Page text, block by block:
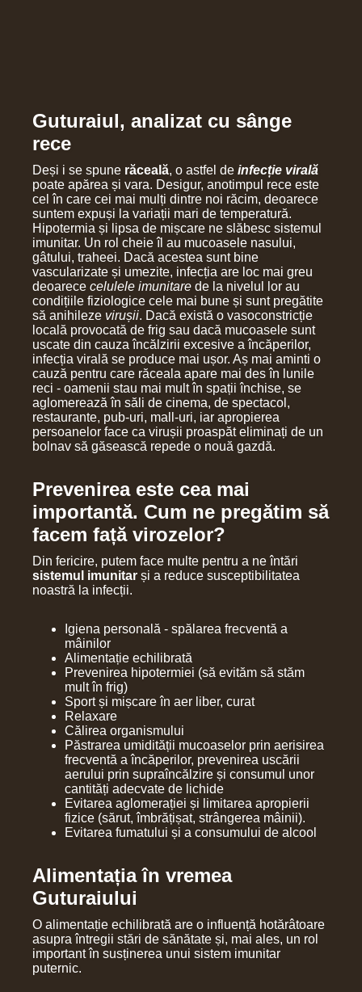
Guturaiul, analizat cu sânge
rece
Deși i se spune răceală, o astfel de infecție virală
poate apărea și vara. Desigur, anotimpul rece este
cel în care cei mai mulți dintre noi răcim, deoarece
suntem expuși la variații mari de temperatură.
Hipotermia și lipsa de mișcare ne slăbesc sistemul
imunitar. Un rol cheie îl au mucoasele nasului,
gâtului, traheei. Dacă acestea sunt bine
vascularizate și umezite, infecția are loc mai greu
deoarece celulele imunitare de la nivelul lor au
condițiile fiziologice cele mai bune și sunt pregătite
să anihileze virușii. Dacă există o vasoconstricție
locală provocată de frig sau dacă mucoasele sunt
uscate din cauza încălzirii excesive a încăperilor,
infecția virală se produce mai ușor. Aș mai aminti o
cauză pentru care răceala apare mai des în lunile
reci - oamenii stau mai mult în spații închise, se
aglomerează în săli de cinema, de spectacol,
restaurante, pub-uri, mall-uri, iar apropierea
persoanelor face ca virușii proaspăt eliminați de un
bolnav să găsească repede o nouă gazdă.
Prevenirea este cea mai
importantă. Cum ne pregătim să
facem față virozelor?
Din fericire, putem face multe pentru a ne întări
sistemul imunitar și a reduce susceptibilitatea
noastră la infecții.
Igiena personală - spălarea frecventă a
mâinilor
Alimentație echilibrată
Prevenirea hipotermiei (să evităm să stăm
mult în frig)
Sport și mișcare în aer liber, curat
Relaxare
Călirea organismului
Păstrarea umidității mucoaselor prin aerisirea
frecventă a încăperilor, prevenirea uscării
aerului prin supraîncălzire și consumul unor
cantități adecvate de lichide
Evitarea aglomerației și limitarea apropierii
fizice (sărut, îmbrățișat, strângerea mâinii).
Evitarea fumatului și a consumului de alcool
Alimentația în vremea
Guturaiului
O alimentație echilibrată are o influență hotărâtoare
asupra întregii stări de sănătate și, mai ales, un rol
important în susținerea unui sistem imunitar
puternic.